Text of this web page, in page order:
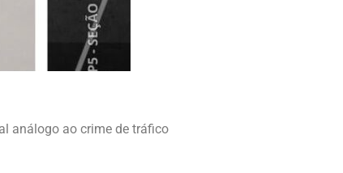
análogo ao crime de tráfico